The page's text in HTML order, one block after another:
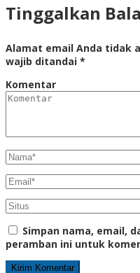
Tinggalkan
Alamat email Anda tidak
wajib ditandai *
Komentar
Simpan nama, email,
peramban ini untuk